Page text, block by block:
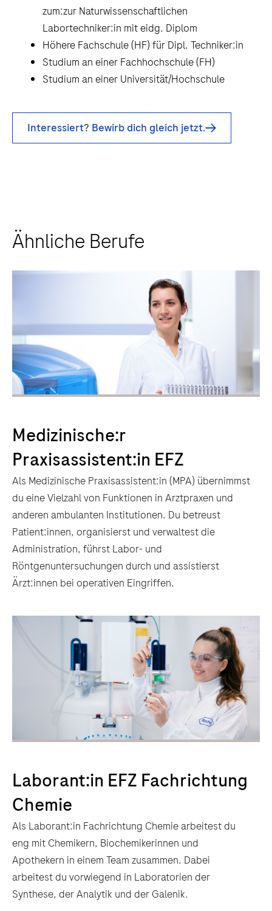
zum:zur Naturwissenschaftlichen
Labortechniker:in mit eidg. Diplom
Höhere Fachschule (HF) für Dipl. Techniker:in
Studium an einer Fachhochschule (FH)
Studium an einer Universität/Hochschule
Interessiert? Bewirb dich gleich jetzt.
Ähnliche Berufe
Medizinische:r
Praxisassistent:in EFZ
Als Medizinische Praxisassistent:in (MPA) übernimmst
du eine Vielzahl von Funktionen in Arztpraxen und
anderen ambulanten Institutionen. Du betreust
Patient:innen, organisierst und verwaltest die
Administration, führst Labor- und
Röntgenuntersuchungen durch und assistierst
Ärzt:innen bei operativen Eingriffen.
Laborant:in EFZ Fachrichtung
Chemie
Als Laborant:in Fachrichtung Chemie arbeitest du
eng mit Chemikern, Biochemikerinnen und
Apothekern in einem Team zusammen. Dabei
arbeitest du vorwiegend in Laboratorien der
Synthese, der Analytik und der Galenik.